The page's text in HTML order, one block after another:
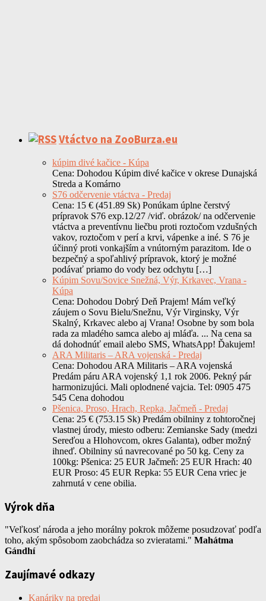
Vtáctvo na ZooBurza.eu
kúpim divé kačice - Kúpa
Cena: Dohodou Kúpim divé kačice v okrese Dunajská
Streda a Komárno
S76 odčervenie vtáctva - Predaj
Cena: 15 € (451.89 Sk) Ponúkam úplne čerstvý
prípravok S76 exp.12/27 /viď. obrázok/ na odčervenie
vtáctva a preventívnu liečbu proti roztočom vzdušných
vakov, roztočom v perí a krvi, vápenke a iné. S 76 je
účinný proti vonkajším a vnútorným parazitom. Ide o
bezpečný a spoľahlivý prípravok, ktorý je možné
podávať priamo do vody bez odchytu […]
Kúpim Sovu/Sovice Snežná, Výr, Krkavec, Vrana -
Kúpa
Cena: Dohodou Dobrý Deň Prajem! Mám veľký
záujem o Sovu Bielu/Snežnu, Výr Virginsky, Výr
Skalný, Krkavec alebo aj Vrana! Osobne by som bola
rada za mladého samca alebo aj mláďa. ... Na cena sa
dá dohodnúť email alebo SMS, WhatsApp! Ďakujem!
ARA Militaris – ARA vojenská - Predaj
Cena: Dohodou ARA Militaris – ARA vojenská
Predám páru ARA vojenský 1,1 rok 2006. Pekný pár
harmonizujúci. Mali oplodnené vajcia. Tel: 0905 475
545 Cena dohodou
Pšenica, Proso, Hrach, Repka, Jačmeň - Predaj
Cena: 25 € (753.15 Sk) Predám obilniny z tohtoročnej
vlastnej úrody, miesto odberu: Zemianske Sady (medzi
Sereďou a Hlohovcom, okres Galanta), odber možný
ihneď. Obilniny sú navrecované po 50 kg. Ceny za
100kg: Pšenica: 25 EUR Jačmeň: 25 EUR Hrach: 40
EUR Proso: 45 EUR Repka: 55 EUR Cena vriec je
zahrnutá v cene obilia.
Výrok dňa
"Veľkosť národa a jeho morálny pokrok môžeme posudzovať podľa
toho, akým spôsobom zaobchádza so zvieratami." Mahátma
Gándhí
Zaujímavé odkazy
Kanáriky na predaj